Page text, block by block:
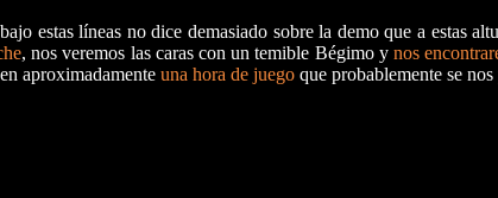
estas líneas no dice demasiado sobre la demo que a estas
, nos veremos las caras con un temible Bégimo y nos
aproximadamente una hora de juego que probablemente se